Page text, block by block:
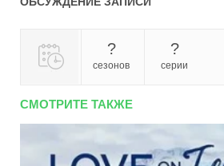
?
сезонов
?
серии
СМОТРИТЕ ТАКЖЕ